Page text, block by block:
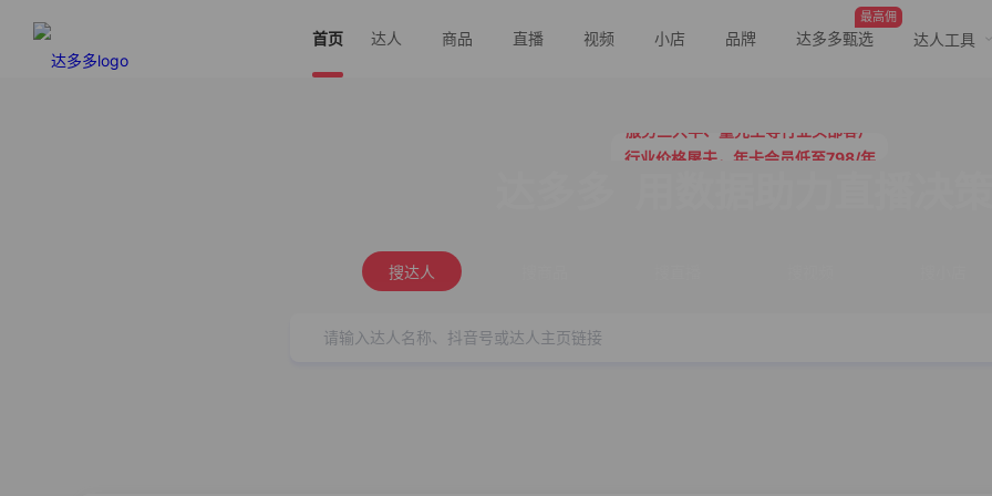
首页 达人 商品 直播 视频 小店 品牌
最高佣
达多多甄选 达人工具
行业价格屠夫，年卡会员低至798/年
搜达人